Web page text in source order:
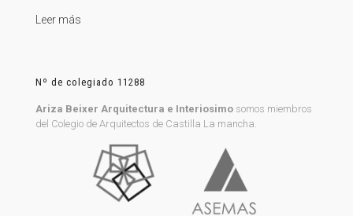
Leer más
Nº de colegiado 11288
Ariza Beixer Arquitectura e Interiosimo somos miembros
del Colegio de Arquitectos de Castilla La mancha.